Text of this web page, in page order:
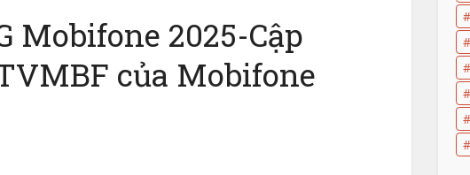
Mobifone 2025-Cập
của Mobifone